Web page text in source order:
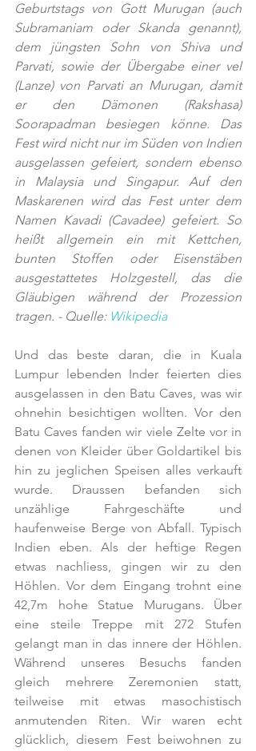
Geburtstags von Gott Murugan (auch
Subramaniam oder Skanda genannt),
dem jüngsten Sohn von Shiva und
Parvati, sowie der Übergabe einer vel
(Lanze) von Parvati an Murugan, damit
er den Dämonen (Rakshasa)
Soorapadman besiegen könne. Das
Fest wird nicht nur im Süden von Indien
ausgelassen gefeiert, sondern ebenso
in Malaysia und Singapur. Auf den
Maskarenen wird das Fest unter dem
Namen Kavadi (Cavadee) gefeiert. So
heißt allgemein ein mit Kettchen,
bunten Stoffen oder Eisenstäben
ausgestattetes Holzgestell, das die
Gläubigen während der Prozession
tragen. - Quelle: Wikipedia
Und das beste daran, die in Kuala
Lumpur lebenden Inder feierten dies
ausgelassen in den Batu Caves, was wir
ohnehin besichtigen wollten. Vor den
Batu Caves fanden wir viele Zelte vor in
denen von Kleider über Goldartikel bis
hin zu jeglichen Speisen alles verkauft
wurde. Draussen befanden sich
unzählige Fahrgeschäfte und
haufenweise Berge von Abfall. Typisch
Indien eben. Als der heftige Regen
etwas nachliess, gingen wir zu den
Höhlen. Vor dem Eingang trohnt eine
42,7m hohe Statue Murugans. Über
eine steile Treppe mit 272 Stufen
gelangt man in das innere der Höhlen.
Während unseres Besuchs fanden
gleich mehrere Zeremonien statt,
teilweise mit etwas masochistisch
anmutenden Riten. Wir waren echt
glücklich, diesem Fest beiwohnen zu